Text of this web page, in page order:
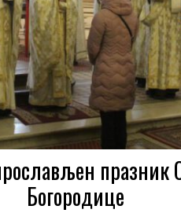
празник
Богородице